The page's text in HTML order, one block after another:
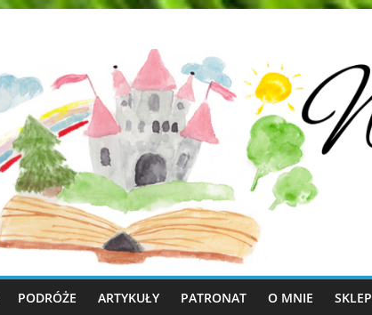
PODRÓŻE ARTYKUŁY PATRONAT O MNIE SKLEP